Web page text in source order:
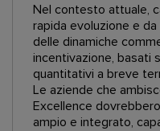
Nel contesto attuale,
rapida evoluzione e
delle dinamiche
incentivazione, basati
quantitativi a breve
Le aziende che
Excellence
ampio e integrato,